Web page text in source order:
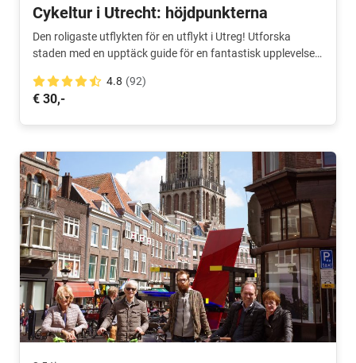
Cykeltur i Utrecht: höjdpunkterna
Den roligaste utflykten för en utflykt i Utreg! Utforska
staden med en upptäck guide för en fantastisk upplevelse.
4.8 (92)
€ 30,-